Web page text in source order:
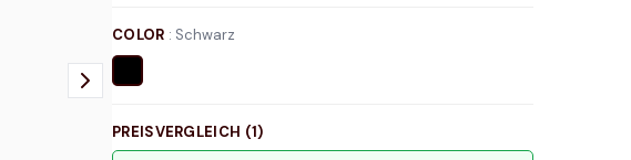
COLOR : Schwarz
PREISVERGLEICH (1)